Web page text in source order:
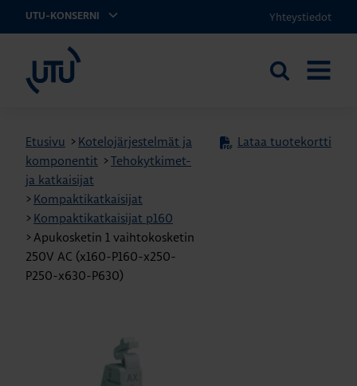
UTU-KONSERNI Yhteystiedot
Etsi
Etusivu > Kotelojärjestelmät ja
komponentit >Tehokytkimet-
ja katkaisijat
> Kompaktikatkaisijat
> Kompaktikatkaisijat p160
>Apukosketin 1 vaihtokosketin
250V AC (x160-P160-x250-
P250-x630-P630)
Lataa tuotekortti